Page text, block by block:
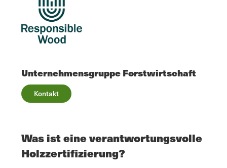
Unternehmensgruppe Forstwirtschaft
Kontakt
Was ist eine verantwortungsvolle
Holzzertifizierung?